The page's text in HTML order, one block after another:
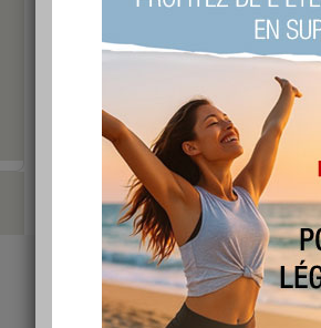
Blog de
Les nouvelles
publié le 08/03/2010 à 15:37